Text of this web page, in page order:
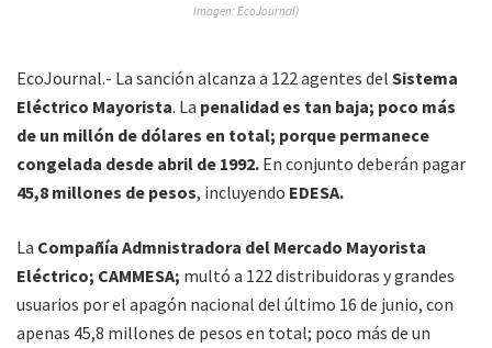
imagen: EcoJournal)
EcoJournal.- La sanción alcanza a 122 agentes del Sistema
Eléctrico Mayorista. La penalidad es tan baja; poco más
de un millón de dólares en total; porque permanece
congelada desde abril de 1992. En conjunto deberán pagar
45,8 millones de pesos, incluyendo EDESA.
La Compañía Admnistradora del Mercado Mayorista
Eléctrico; CAMMESA; multó a 122 distribuidoras y grandes
usuarios por el apagón nacional del último 16 de junio, con
apenas 45,8 millones de pesos en total; poco más de un